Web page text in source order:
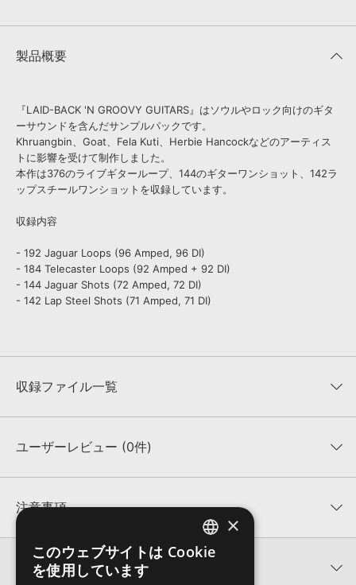
製品概要
『LAID-BACK 'N GROOVY GUITARS』はソウルやロック向けのギタ
ーサウンドを含んだサンプルパックです。
Khruangbin、Goat、Fela Kuti、Herbie Hancockなどのアーティス
トに影響を受けて制作しました。
本作は376のライブギターループ、144のギターワンショット、142ラ
ップスチールワンショットを収録しています。
収録内容
- 192 Jaguar Loops (96 Amped, 96 DI)
- 184 Telecaster Loops (92 Amped + 92 DI)
- 144 Jaguar Shots (72 Amped, 72 DI)
- 142 Lap Steel Shots (71 Amped, 71 DI)
収録ファイル一覧
収録ファイル一覧
ユーザーレビュー (0件)
★★★★★
★5
★4
注意事項
KONTAKTフォーマットについて：
サンプルパック製品の
KONTAKTフォーマットは、製品版KONTAKT（別売）
でお使いいただけます。無償版のKONTAKT PLAYERではお使いい
関連情報
ENGLISH
×
このウェブサイトは Cookie
を使用しています